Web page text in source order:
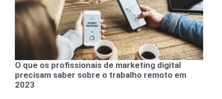
O que os profissionais de marketing digital
precisam saber sobre o trabalho remoto em
2023